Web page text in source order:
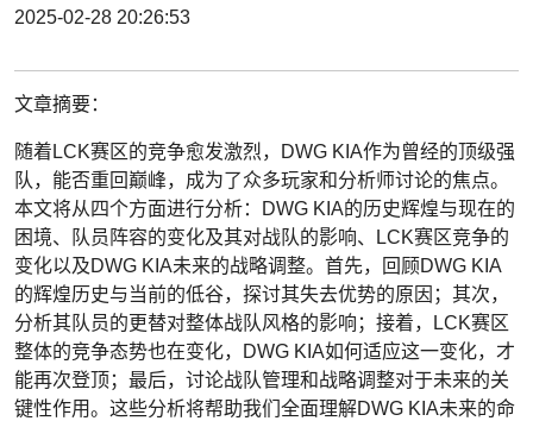
2025-02-28 20:26:53
文章摘要：
随着LCK赛区的竞争愈发激烈，DWG KIA作为曾经的顶级强
队，能否重回巅峰，成为了众多玩家和分析师讨论的焦点。
本文将从四个方面进行分析：DWG KIA的历史辉煌与现在的
困境、队员阵容的变化及其对战队的影响、LCK赛区竞争的
变化以及DWG KIA未来的战略调整。首先，回顾DWG KIA
的辉煌历史与当前的低谷，探讨其失去优势的原因；其次，
分析其队员的更替对整体战队风格的影响；接着，LCK赛区
整体的竞争态势也在变化，DWG KIA如何适应这一变化，才
能再次登顶；最后，讨论战队管理和战略调整对于未来的关
键性作用。这些分析将帮助我们全面理解DWG KIA未来的命